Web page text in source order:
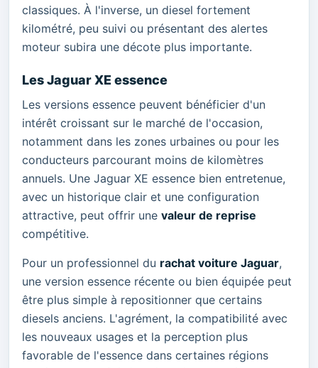
classiques. À l'inverse, un diesel fortement
kilométré, peu suivi ou présentant des alertes
moteur subira une décote plus importante.
Les Jaguar XE essence
Les versions essence peuvent bénéficier d'un
intérêt croissant sur le marché de l'occasion,
notamment dans les zones urbaines ou pour les
conducteurs parcourant moins de kilomètres
annuels. Une Jaguar XE essence bien entretenue,
avec un historique clair et une configuration
attractive, peut offrir une valeur de reprise
compétitive.
Pour un professionnel du rachat voiture Jaguar,
une version essence récente ou bien équipée peut
être plus simple à repositionner que certains
diesels anciens. L'agrément, la compatibilité avec
les nouveaux usages et la perception plus
favorable de l'essence dans certaines régions